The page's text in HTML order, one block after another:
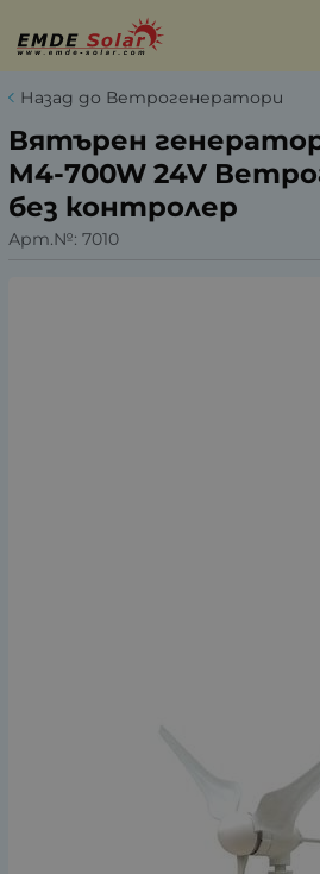
Назад до Ветрогенератори
Вятърен
M4-700W 24V
без контролер
Арт.№: 7010